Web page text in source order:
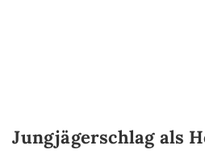
Jungjägerschlag als